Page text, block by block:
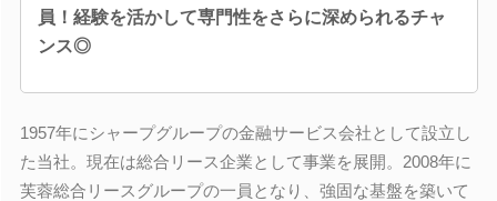
員！経験を活かして専門性をさらに深められるチャ
ンス◎
1957年にシャープグループの金融サービス会社として設立し
た当社。現在は総合リース企業として事業を展開。2008年に
芙蓉総合リースグループの一員となり、強固な基盤を築いて